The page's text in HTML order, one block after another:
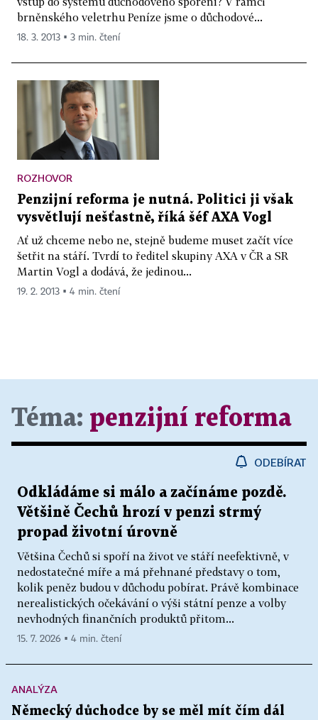
brněnského veletrhu Peníze jsme o důchodové...
18. 3. 2013 ▪ 3 min. čtení
ROZHOVOR
Penzijní reforma je nutná. Politici ji však
vysvětlují nešťastně, říká šéf AXA Vogl
Ať už chceme nebo ne, stejně budeme muset začít více
šetřit na stáří. Tvrdí to ředitel skupiny AXA v ČR a SR
Martin Vogl a dodává, že jedinou...
19. 2. 2013 ▪ 4 min. čtení
Téma: penzijní reforma
ODEBÍRAT
Odkládáme si málo a začínáme pozdě.
Většině Čechů hrozí v penzi strmý
propad životní úrovně
Většina Čechů si spoří na život ve stáří neefektivně, v
nedostatečné míře a má přehnané představy o tom,
kolik peněz budou v důchodu pobírat. Právě kombinace
nerealistických očekávání o výši státní penze a volby
nevhodných finančních produktů přitom...
15. 7. 2026 ▪ 4 min. čtení
ANALÝZA
Německý důchodce by se měl mít čím dál